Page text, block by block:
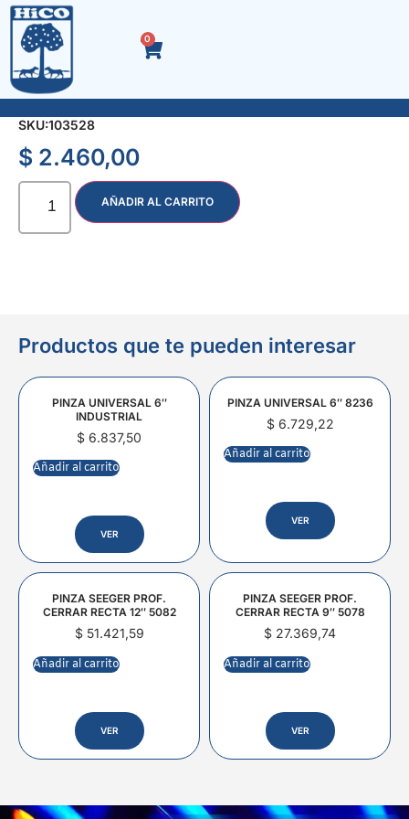
0
ADAPTADOR MANDRIL 1/2″ P/PUNTAS 1/4″
SKU:103528
$ 2.460,00
AÑADIR AL CARRITO
Productos que te pueden interesar
PINZA UNIVERSAL 6″
INDUSTRIAL
$ 6.837,50
Añadir al carrito
VER
PINZA UNIVERSAL 6″ 8236
$6.729,22
Añadir al carrito
VER
PINZA SEEGER PROF.
CERRAR RECTA 12″ 5082
$51.421,59
Añadir al carrito
VER
PINZA SEEGER PROF.
CERRAR RECTA 9″ 5078
$ 27.369,74
Añadir al carrito
VER